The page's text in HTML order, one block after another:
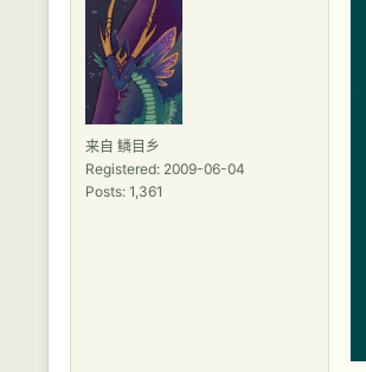
来自 鳞目乡
Registered: 2009-06-04
Posts: 1,361